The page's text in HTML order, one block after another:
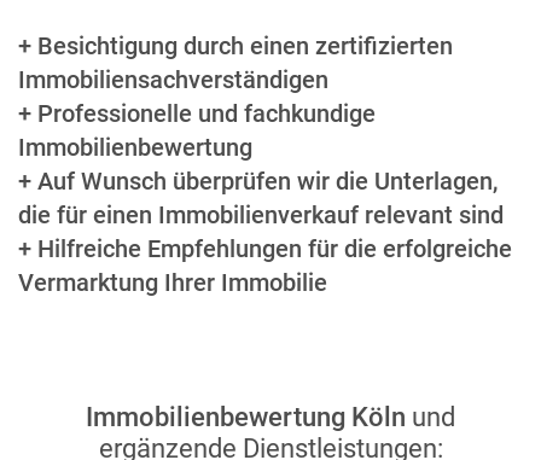
+ Besichtigung durch einen zertifizierten
Immobiliensachverständigen
+ Professionelle und fachkundige
Immobilienbewertung
+ Auf Wunsch überprüfen wir die Unterlagen,
die für einen Immobilienverkauf relevant sind
+ Hilfreiche Empfehlungen für die erfolgreiche
Vermarktung Ihrer Immobilie
Immobilienbewertung Köln und
ergänzende Dienstleistungen: